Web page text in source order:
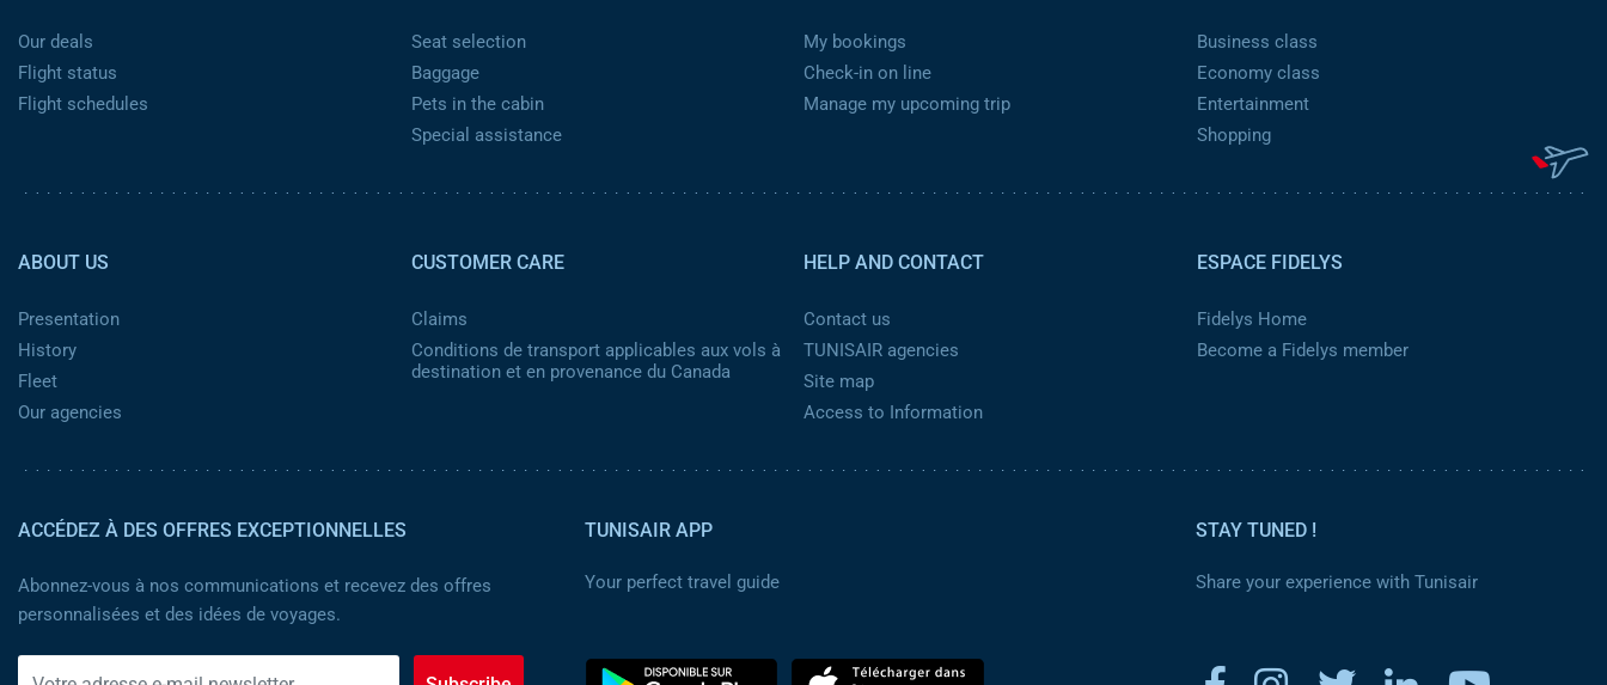
Our deals
Flight status
Flight schedules
Seat selection
Baggage
Pets in the cabin
Special assistance
My bookings
Check-in on line
Manage my upcoming trip
Business class
Economy class
Entertainment
Shopping
ABOUT US
Presentation
History
Fleet
Our agencies
CUSTOMER CARE
Claims
Conditions de transport applicables aux vols à
destination et en provenance du Canada
HELP AND CONTACT
Contact us
TUNISAIR agencies
Site map
Access to Information
ESPACE FIDELYS
Fidelys Home
Become a Fidelys member
ACCÉDEZ À DES OFFRES EXCEPTIONNELLES
Abonnez-vous à nos communications et recevez des offres
personnalisées et des idées de voyages.
TUNISAIR APP
Your perfect travel guide
STAY TUNED !
Share your experience with Tunisair